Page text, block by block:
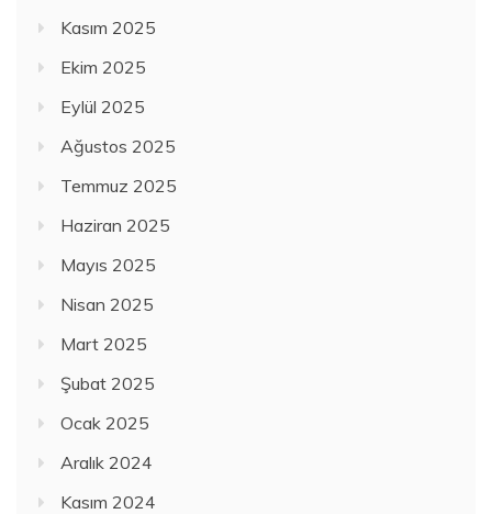
Kasım 2025
Ekim 2025
Eylül 2025
Ağustos 2025
Temmuz 2025
Haziran 2025
Mayıs 2025
Nisan 2025
Mart 2025
Şubat 2025
Ocak 2025
Aralık 2024
Kasım 2024